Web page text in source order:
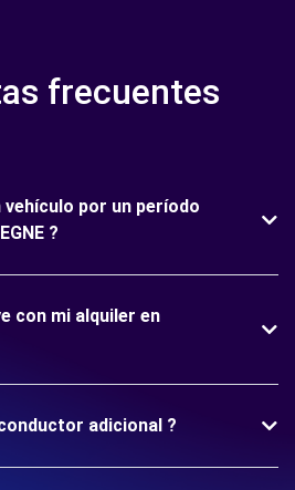
frecuentes
vehículo por un período
?
con mi alquiler en
adicional ?